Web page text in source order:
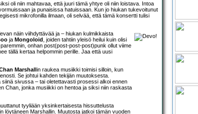
oli niin mahtavaa, että juuri tämä yhtye oli niin loistava. Intoa
ja punaisissa hatuissaan. Kun jo hiukan tukevoitunut
mikrofonilla ilmaan, oli selvää, että tämä konsertti tulisi
näin viihdyttävää ja – hiukan kulmikkaista
ja Mongoloid , joiden tahtiin yleisö heilui kuin olisi
onhan post(post-post-post)punk ollut viime
tällä kertaa helpommin perille. Jaa että uusi
Marshall in raukea musiikki toimisi silloin, kun
Se johtui kahden tekijän muutoksesta.
sivussa – tai oletettavasti prosessi alkoi ennen
Chan, jonka musiikki on hentoa ja siksi niin raskasta
tyyliään yksinkertaisesta hissuttelusta
löytäneen Marshallin. Muutosta jatkoi tämän vuoden